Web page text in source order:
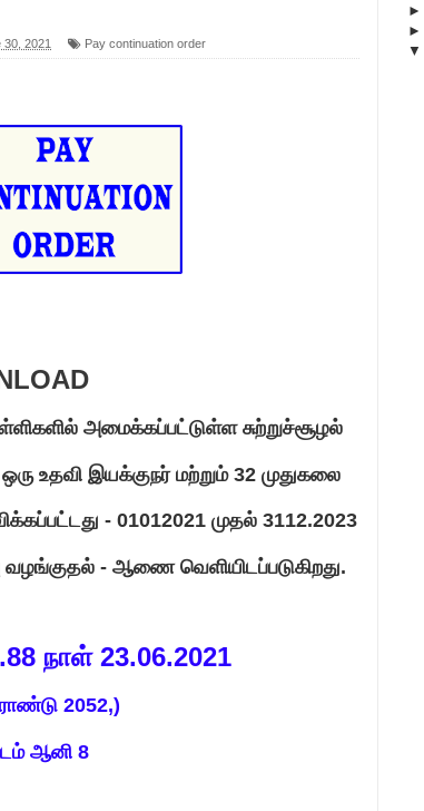
30, 2021 Pay continuation order
அமைக்கப்பட்டுள்ள சுற்றுச்சூழல்‌
உதவி இயக்குநர்‌ மற்றும்‌ 32 முதுகலை
- 01012021 முதல்‌ 3112.2023
வழங்குதல்‌ - ஆணை வெளியிடப்படுகிறது.
நாள்‌ 23.06.2021
2052,)
ஆனி 8
►
►
▼